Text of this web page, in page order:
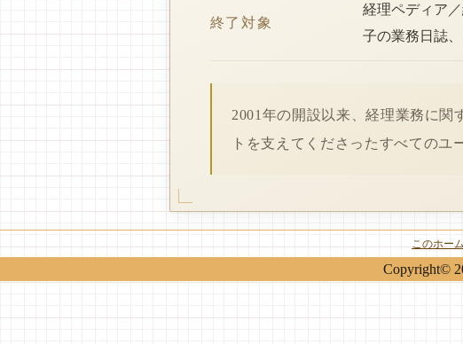
終了対象
経理ペディア
子の業務日誌
2001年の開設以来、経理業務に関
トを支えてくださったすべてのユ
このホー
Copyright©